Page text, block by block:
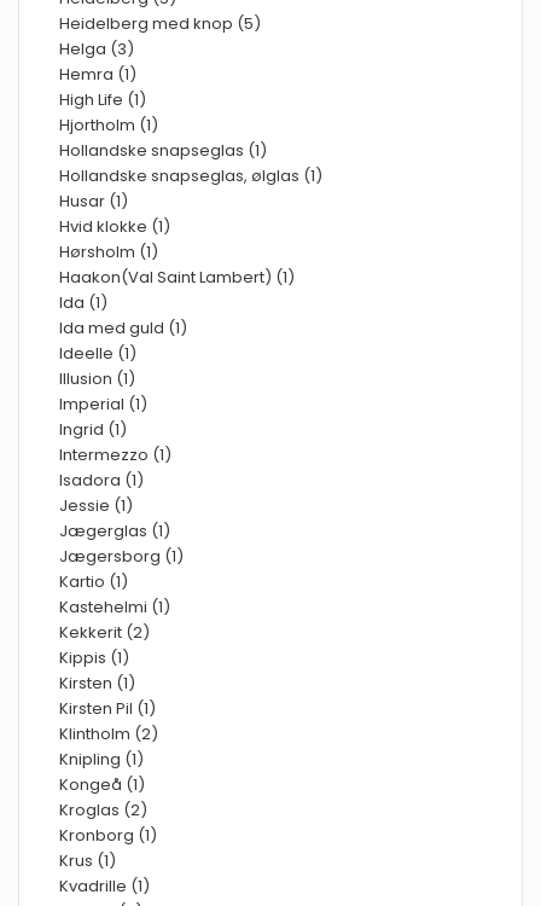
Heidelberg med knop (5)
Helga (3)
Hemra (1)
High Life (1)
Hjortholm (1)
Hollandske snapseglas (1)
Hollandske snapseglas, ølglas (1)
Husar (1)
Hvid klokke (1)
Hørsholm (1)
Haakon(Val Saint Lambert) (1)
Ida (1)
Ida med guld (1)
Ideelle (1)
Illusion (1)
Imperial (1)
Ingrid (1)
Intermezzo (1)
Isadora (1)
Jessie (1)
Jægerglas (1)
Jægersborg (1)
Kartio (1)
Kastehelmi (1)
Kekkerit (2)
Kippis (1)
Kirsten (1)
Kirsten Pil (1)
Klintholm (2)
Knipling (1)
Kongeå (1)
Kroglas (2)
Kronborg (1)
Krus (1)
Kvadrille (1)